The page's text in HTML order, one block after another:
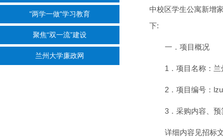
"两学一做"学习教育
聚焦“双一流”建设
兰州大学廉政网
中校区学生公寓新增
下:
一．项目概况
1．项目名称：
2．项目编号：
3．采购内容、
详细内容见招标